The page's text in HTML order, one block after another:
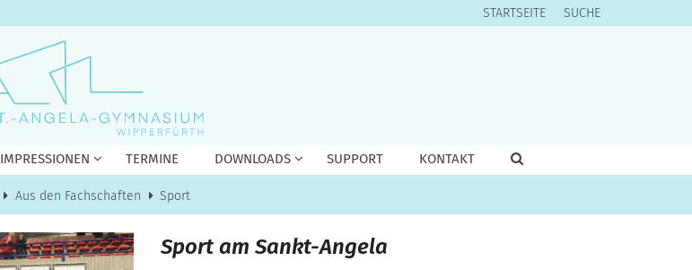
STARTSEITE SUCHE
IMPRESSIONEN TERMINE DOWNLOADS SUPPORT KONTAKT
Aus den Fachschaften Sport
Sport am Sankt-Angela